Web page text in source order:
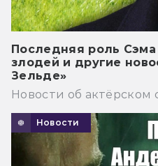
Последняя роль
злодей и другие
Зельде»
Новости об актёрском
Новости